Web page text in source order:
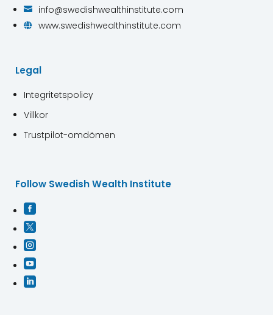
 info@swedishwealthinstitute.com
 www.swedishwealthinstitute.com
Legal
Integritetspolicy
Villkor
Trustpilot-omdömen
Follow Swedish Wealth Institute




